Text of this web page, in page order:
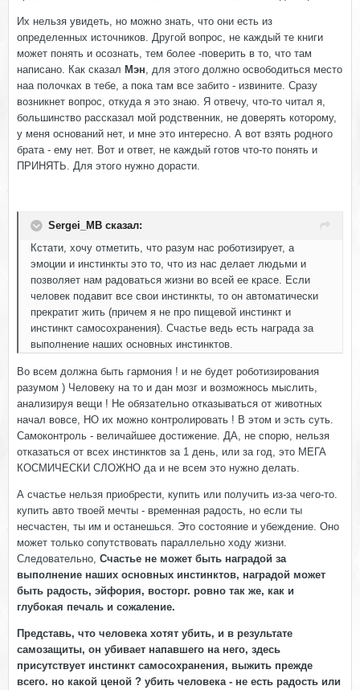
Их нельзя увидеть, но можно знать, что они есть из
определенных источников. Другой вопрос, не каждый те книги
может понять и осознать, тем более -поверить в то, что там
написано. Как сказал Мэн, для этого должно освободиться место
наа полочках в тебе, а пока там все забито - извините. Сразу
возникнет вопрос, откуда я это знаю. Я отвечу, что-то читал я,
большинство рассказал мой родственник, не доверять которому,
у меня оснований нет, и мне это интересно. А вот взять родного
брата - ему нет. Вот и ответ, не каждый готов что-то понять и
ПРИНЯТЬ. Для этого нужно дорасти.
Sergei_MB сказал:
Кстати, хочу отметить, что разум нас роботизирует, а
эмоции и инстинкты это то, что из нас делает людьми и
позволяет нам радоваться жизни во всей ее красе. Если
человек подавит все свои инстинкты, то он автоматически
прекратит жить (причем я не про пищевой инстинкт и
инстинкт самосохранения). Счастье ведь есть награда за
выполнение наших основных инстинктов.
Во всем должна быть гармония ! и не будет роботизирования
разумом ) Человеку на то и дан мозг и возможнось мыслить,
анализируя вещи ! Не обязательно отказываться от животных
начал вовсе, НО их можно контролировать ! В этом и эсть суть.
Самоконтроль - величайшее достижение. ДА, не спорю, нельзя
отказаться от всех инстинктов за 1 день, или за год, это МЕГА
КОСМИЧЕСКИ СЛОЖНО да и не всем это нужно делать.
А счастье нельзя приобрести, купить или получить из-за чего-то.
купить авто твоей мечты - временная радость, но если ты
несчастен, ты им и останешься. Это состояние и убеждение. Оно
может только сопутствовать параллельно ходу жизни.
Следовательно, Счастье не может быть наградой за
выполнение наших основных инстинктов, наградой может
быть радость, эйфория, восторг. ровно так же, как и
глубокая печаль и сожаление.
Представь, что человека хотят убить, и в результате
самозащиты, он убивает напавшего на него, здесь
присутствует инстинкт самосохранения, выжить прежде
всего. но какой ценой ? убить человека - не есть радость или